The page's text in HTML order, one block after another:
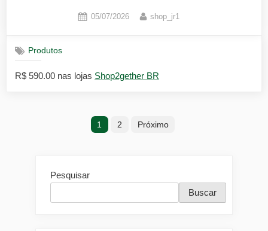
Posted
05/07/2026 By
shop_jr1
Produtos
R$ 590.00 nas lojas Shop2gether BR
1 2 Próximo
Pesquisar
Buscar